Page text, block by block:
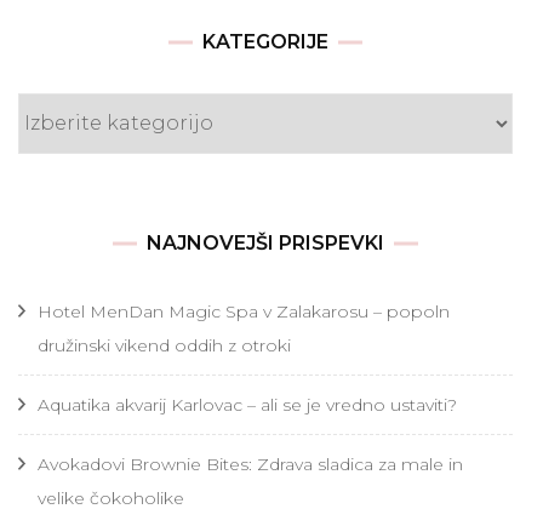
KATEGORIJE
NAJNOVEJŠI PRISPEVKI
Hotel MenDan Magic Spa v Zalakarosu – popoln
družinski vikend oddih z otroki
Aquatika akvarij Karlovac – ali se je vredno ustaviti?
Avokadovi Brownie Bites: Zdrava sladica za male in
velike čokoholike